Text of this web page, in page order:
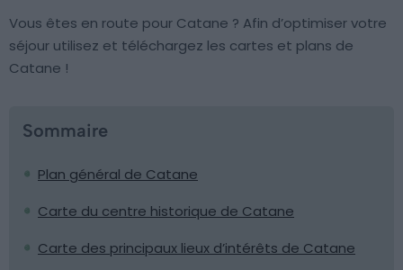
Vous êtes en route pour Catane ? Afin d’optimiser votre
séjour utilisez et téléchargez les cartes et plans de
Catane !
Sommaire
Plan général de Catane
Carte du centre historique de Catane
Carte des principaux lieux d’intérêts de Catane